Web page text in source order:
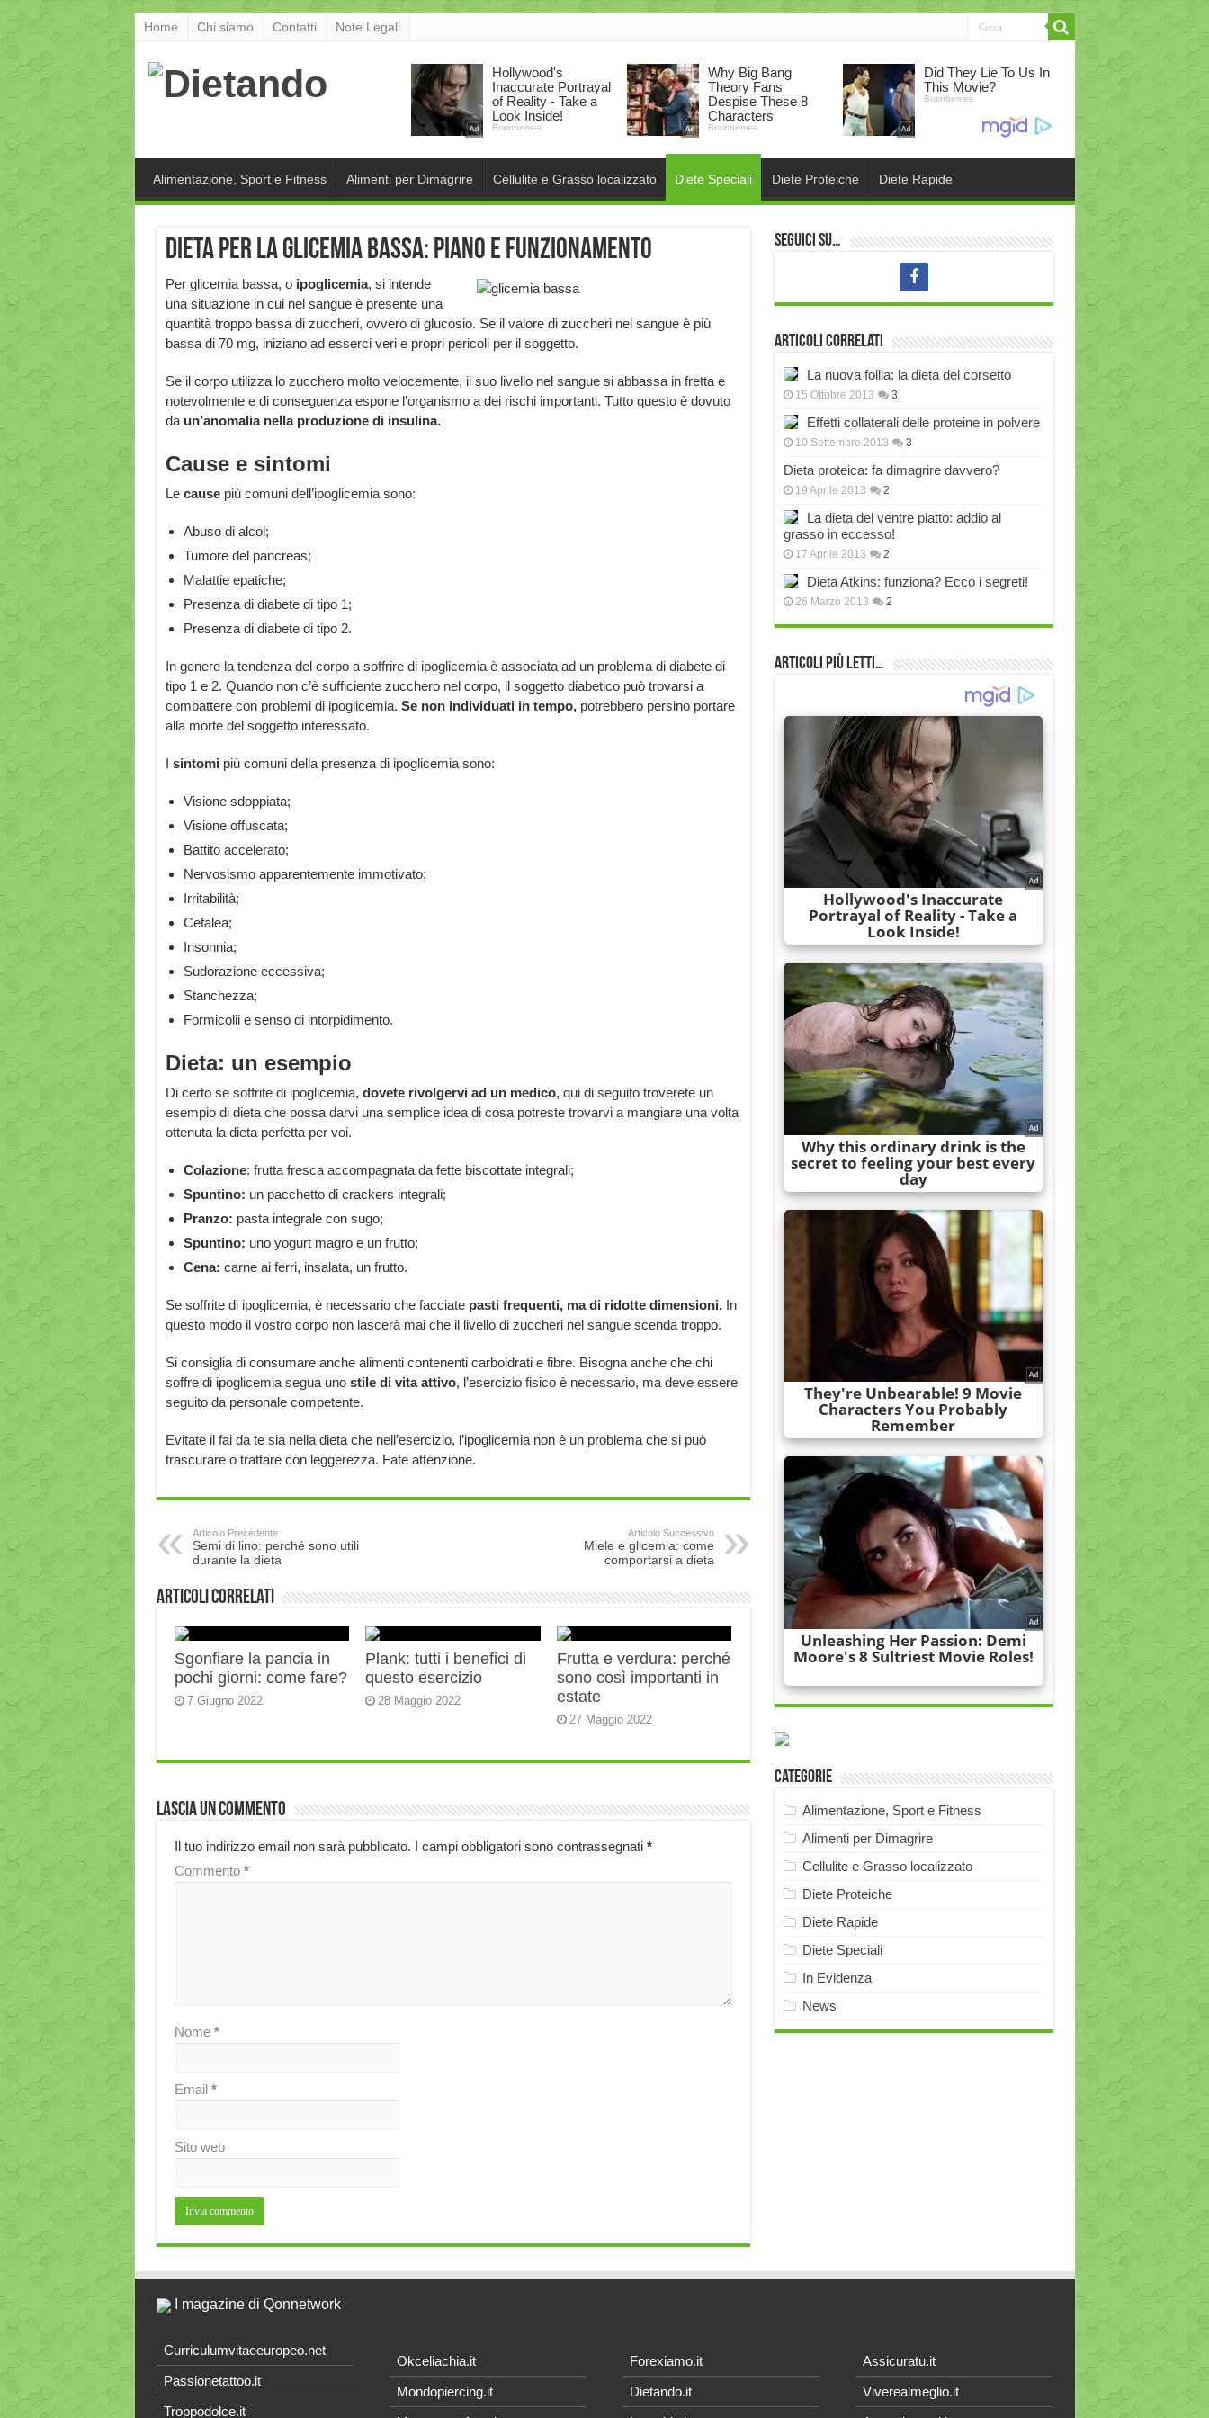
Home Chi siamo Contatti Note Legali
Alimentazione, Sport e Fitness Alimenti per Dimagrire Cellulite e Grasso localizzato Diete Speciali Diete Proteiche Diete Rapide
Dieta per la glicemia bassa: piano e funzionamento
Per glicemia bassa, o ipoglicemia, si intende
una situazione in cui nel sangue è presente una
quantità troppo bassa di zuccheri, ovvero di glucosio. Se il valore di zuccheri nel sangue è più
bassa di 70 mg, iniziano ad esserci veri e propri pericoli per il soggetto.
Se il corpo utilizza lo zucchero molto velocemente, il suo livello nel sangue si abbassa in fretta e
notevolmente e di conseguenza espone l’organismo a dei rischi importanti. Tutto questo è dovuto
da un’anomalia nella produzione di insulina.
Cause e sintomi
Le causepiù comuni dell’ipoglicemia sono:
Abuso di alcol;
Tumore del pancreas;
Malattie epatiche;
Presenza di diabete di tipo 1;
Presenza di diabete di tipo 2.
In genere la tendenza del corpo a soffrire di ipoglicemia è associata ad un problema di diabete di
tipo 1 e 2. Quando non c’è sufficiente zucchero nel corpo, il soggetto diabetico può trovarsi a
combattere con problemi di ipoglicemia. Se non individuati in tempo,potrebbero persino portare
alla morte del soggetto interessato.
I sintomi più comuni della presenza di ipoglicemia sono:
Visione sdoppiata;
Visione offuscata;
Battito accelerato;
Nervosismo apparentemente immotivato;
Irritabilità;
Cefalea;
Insonnia;
Sudorazione eccessiva;
Stanchezza;
Formicolii e senso di intorpidimento.
Dieta: un esempio
Di certo se soffrite di ipoglicemia, dovete rivolgervi ad un medico, qui di seguito troverete un
esempio di dieta che possa darvi una semplice idea di cosa potreste trovarvi a mangiare una volta
ottenuta la dieta perfetta per voi.
Colazione: frutta fresca accompagnata da fette biscottate integrali;
Spuntino: un pacchetto di crackers integrali;
Pranzo: pasta integrale con sugo;
Spuntino: uno yogurt magro e un frutto;
Cena: carne ai ferri, insalata, un frutto.
Se soffrite di ipoglicemia, è necessario che facciate pasti frequenti, ma di ridotte dimensioni.In
questo modo il vostro corpo non lascerà mai che il livello di zuccheri nel sangue scenda troppo.
Si consiglia di consumare anche alimenti contenenti carboidrati e fibre. Bisogna anche che chi
soffre di ipoglicemia segua uno stile di vita attivo, l’esercizio fisico è necessario, ma deve essere
seguito da personale competente.
Evitate il fai da te sia nella dieta che nell’esercizio, l’ipoglicemia non è un problema che si può
trascurare o trattare con leggerezza. Fate attenzione.
Articolo Precedente
Semi di lino: perché sono utili
durante la dieta
Articolo Successivo
Miele e glicemia: come
comportarsi a dieta
Articoli correlati
Sgonfiare la pancia in
pochi giorni: come fare?
7 Giugno 2022
Plank: tutti i benefici di
questo esercizio
28 Maggio 2022
Frutta e verdura: perché
sono così importanti in
estate
27 Maggio 2022
Lascia un commento
Il tuo indirizzo email non sarà pubblicato. I campi obbligatori sono contrassegnati *
Commento *
Nome *
Email *
Sito web
Seguici su…
Articoli correlati
La nuova follia: la dieta del corsetto
15 Ottobre 2013 3
Effetti collaterali delle proteine in polvere
10 Settembre 2013 3
Dieta proteica: fa dimagrire davvero?
19 Aprile 2013 2
La dieta del ventre piatto: addio al
grasso in eccesso!
17 Aprile 2013 2
Dieta Atkins: funziona? Ecco i segreti!
26 Marzo 2013 2
Articoli più Letti…
Categorie
Alimentazione, Sport e Fitness
Alimenti per Dimagrire
Cellulite e Grasso localizzato
Diete Proteiche
Diete Rapide
Diete Speciali
In Evidenza
News
I magazine di Qonnetwork
Curriculumvitaeeuropeo.net
Passionetattoo.it
Troppodolce.it
Okceliachia.it
Mondopiercing.it
Forexiamo.it
Dietando.it
Assicuratu.it
Viverealmeglio.it